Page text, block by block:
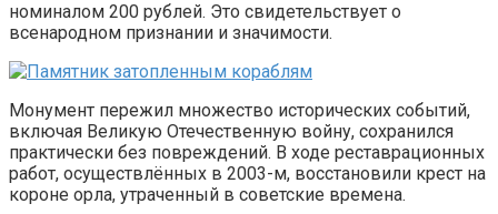
номиналом 200 рублей. Это свидетельствует о
всенародном признании и значимости.
Монумент пережил множество исторических событий,
включая Великую Отечественную войну, сохранился
практически без повреждений. В ходе реставрационных
работ, осуществлённых в 2003-м, восстановили крест на
короне орла, утраченный в советские времена.